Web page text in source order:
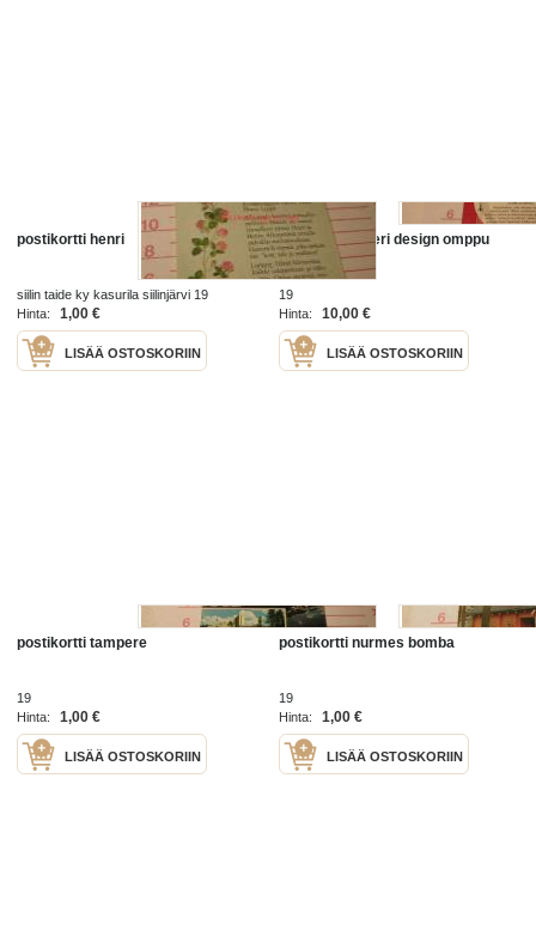
postikortti henri
siilin taide ky kasurila siilinjärvi 19
Hinta:
1,00 €
LISÄÄ OSTOSKORIIN
postikortti tiikeri design omppu
19
Hinta:
10,00 €
LISÄÄ OSTOSKORIIN
postikortti tampere
19
Hinta:
1,00 €
LISÄÄ OSTOSKORIIN
postikortti nurmes bomba
19
Hinta:
1,00 €
LISÄÄ OSTOSKORIIN